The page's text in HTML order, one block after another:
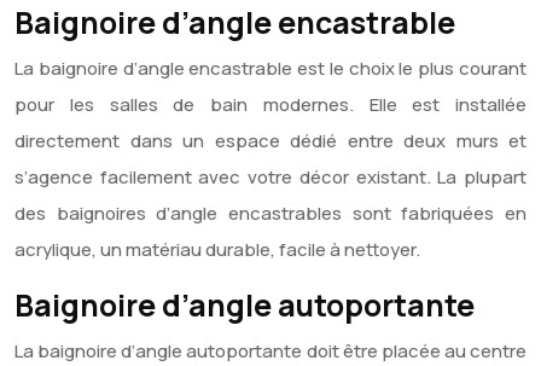
Baignoire d’angle encastrable
La baignoire d’angle encastrable est le choix le plus courant
pour les salles de bain modernes. Elle est installée
directement dans un espace dédié entre deux murs et
s’agence facilement avec votre décor existant. La plupart
des baignoires d’angle encastrables sont fabriquées en
acrylique, un matériau durable, facile à nettoyer.
Baignoire d’angle autoportante
La baignoire d’angle autoportante doit être placée au centre